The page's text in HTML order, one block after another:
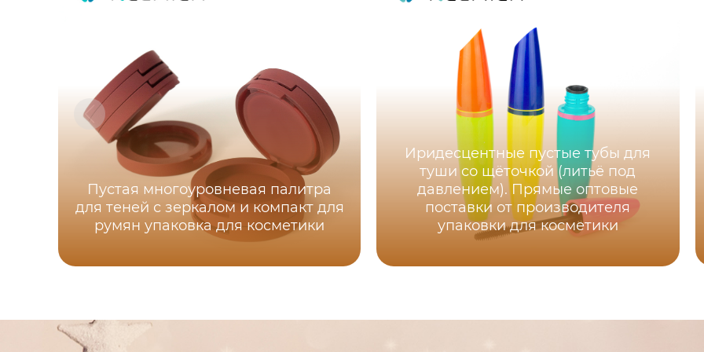
Пустая многоуровневая палитра
для теней с зеркалом и компакт для
румян упаковка для косметики
Иридесцентные пустые тубы для
туши со щёточкой (литьё под
давлением). Прямые оптовые
поставки от производителя
упаковки для косметики